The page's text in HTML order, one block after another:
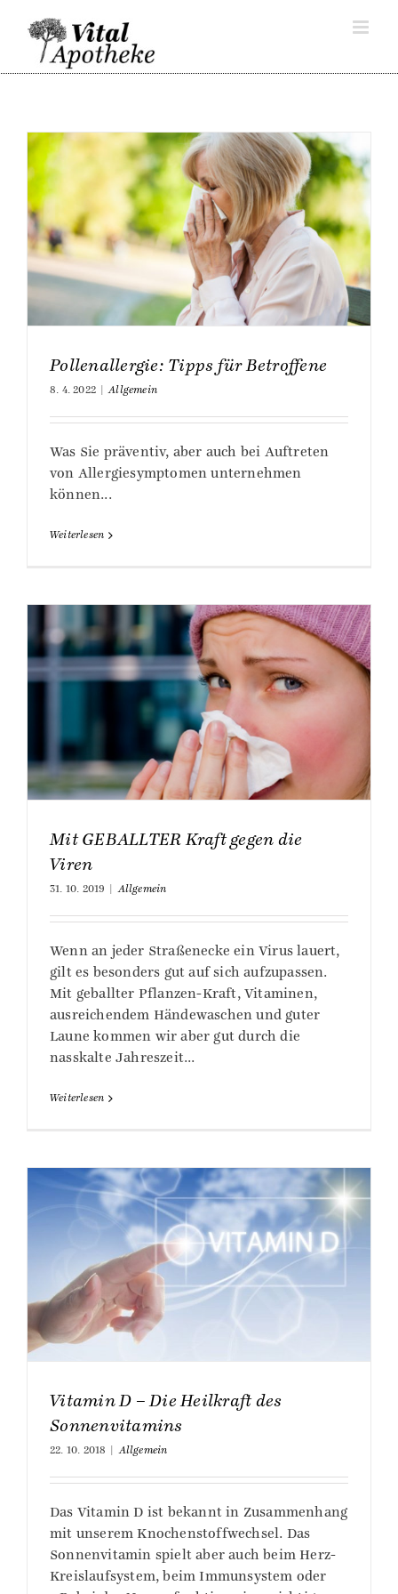
content
Pollenallergie: Tipps für Betroffene
8. 4. 2022 Allgemein
Was Sie präventiv, aber auch bei Auftreten
von Allergiesymptomen unternehmen
können...
Weiterlesen
Mit GEBALLTER Kraft gegen die
Viren
31. 10. 2019 Allgemein
Wenn an jeder Straßenecke ein Virus lauert,
gilt es besonders gut auf sich aufzupassen.
Mit geballter Pflanzen-Kraft, Vitaminen,
ausreichendem Händewaschen und guter
Laune kommen wir aber gut durch die
nasskalte Jahreszeit...
Weiterlesen
Vitamin D – Die Heilkraft des
Sonnenvitamins
22. 10. 2018 Allgemein
Das Vitamin D ist bekannt in Zusammenhang
mit unserem Knochenstoffwechsel. Das
Sonnenvitamin spielt aber auch beim Herz-
Kreislaufsystem, beim Immunsystem oder